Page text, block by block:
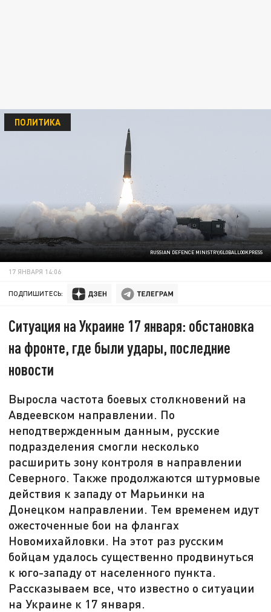
RUSSIAN DEFENCE MINISTRY/GLOBALLOOKPRESS
ПОЛИТИКА
17 ЯНВАРЯ 14:06
ПОДПИШИТЕСЬ:
Ситуация на Украине 17 января: обстановка
на фронте, где были удары, последние
новости
Выросла частота боевых столкновений на
Авдеевском направлении. По
неподтвержденным данным, русские
подразделения смогли несколько
расширить зону контроля в направлении
Северного. Также продолжаются штурмовые
действия к западу от Марьинки на
Донецком направлении. Тем временем идут
ожесточенные бои на флангах
Новомихайловки. На этот раз русским
бойцам удалось существенно продвинуться
к юго-западу от населенного пункта.
Рассказываем все, что известно о ситуации
на Украине к 17 января.